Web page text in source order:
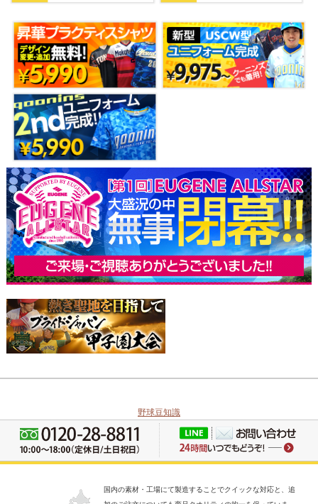
野球豆知識
国内の素材・工場にて製造することでクイックな対応と、追